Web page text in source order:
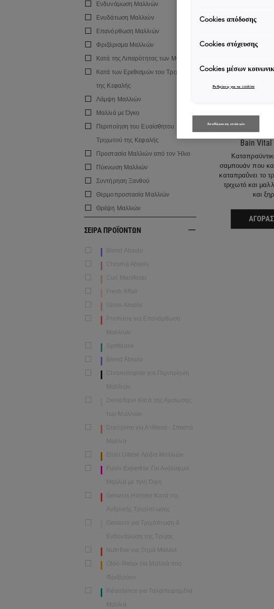
Ενδυνάμωση Μαλλιών
Ενυδάτωση Μαλλιών
Επανόρθωση Μαλλιών
Φριζάρισμα Μαλλιών
Κατά της Λιπαρότητας των Μαλλιών
Κατά των Ερεθισμών του Τριχωτού
της Κεφαλής
Λάμψη Μαλλιών
Μαλλιά με Όγκο
Περιποίηση του Ευαίσθητου
Τριχωτού της Κεφαλής
Προστασία Μαλλιών από τον Ήλιο
Πύκνωση Μαλλιών
Συντήρηση Ξανθού
Θερμοπροστασία Μαλλιών
Θρέψη Μαλλιών
ΣΕΙΡΑ ΠΡΟΪΟΝΤΩΝ
Blond Absolu
Chroma Absolu
Curl Manifesto
Fresh Affair
Gloss Absolu
Premiere για Επανόρθωση
Μαλλιών
Symbiose
Blond Absolu
Chronologiste για Περιποίηση
Μαλλιών
Densifique Κατά της Αραίωσης
των Μαλλιών
Discipline για Ατίθασα - Σπαστά
Μαλλιά
Elixir Ultime Λάδια Μαλλιών
Fusio Expertise Για Ανάλαφρα
Μαλλιά με Υγιή Όψη
Genesis Homme Κατά της
Ανδρικής Τριχόπτωσης
Genesis για Τριχόπτωση &
Ενδυνάμωση της Τρίχας
Nutritive για Ξηρά Μαλλιά
Oléo-Relax για Μαλλιά που
Φριζάρουν
Résistance για Ταλαιπωρημένα
Μαλλιά
Bain Vital
σαμπουάν που
καταπραΰνει το
τριχωτό και
και
Cookies απόδοσης
Cookies στόχευσης
Cookies μέσων
Ρυθμίσεις για τα cookies
Αποθήκευση επιλογών